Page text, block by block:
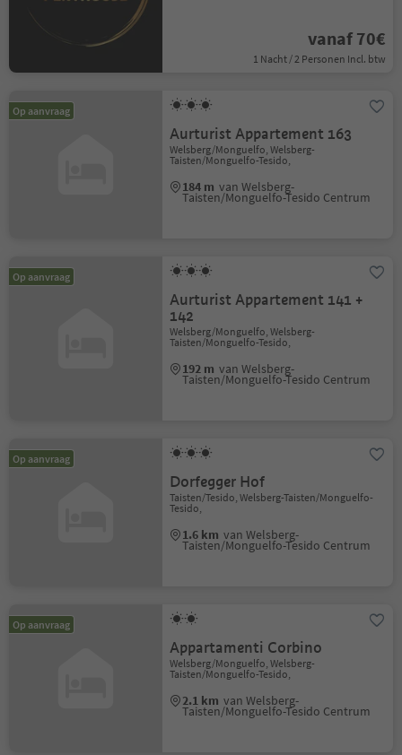
vanaf 70€
1 Nacht / 2 Personen Incl. btw
Op aanvraag
Aurturist Appartement 163
Welsberg/Monguelfo, Welsberg-
Taisten/Monguelfo-Tesido,
184 m van Welsberg-
Taisten/Monguelfo-Tesido Centrum
Op aanvraag
Aurturist Appartement 141 +
142
Welsberg/Monguelfo, Welsberg-
Taisten/Monguelfo-Tesido,
192 m van Welsberg-
Taisten/Monguelfo-Tesido Centrum
Op aanvraag
Dorfegger Hof
Taisten/Tesido, Welsberg-Taisten/Monguelfo-
Tesido,
1.6 km van Welsberg-
Taisten/Monguelfo-Tesido Centrum
Op aanvraag
Appartamenti Corbino
Welsberg/Monguelfo, Welsberg-
Taisten/Monguelfo-Tesido,
2.1 km van Welsberg-
Taisten/Monguelfo-Tesido Centrum